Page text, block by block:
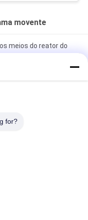
movente
meios do reator do
do Biofilm da cama
for?